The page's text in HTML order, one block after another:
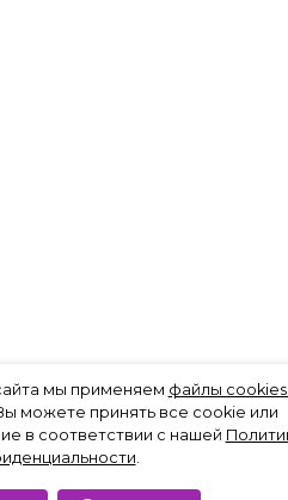
мы применяем файлы cookies
можете принять все cookie или
в соответствии с нашей
.